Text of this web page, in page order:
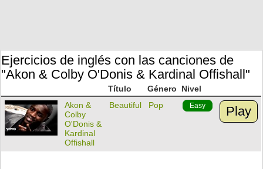
Ejercicios de inglés con las canciones de
"Akon & Colby O'Donis & Kardinal Offishall"
Título Género
Nivel
Akon &
Colby
O'Donis &
Kardinal
Offishall
Beautiful Pop Easy Play